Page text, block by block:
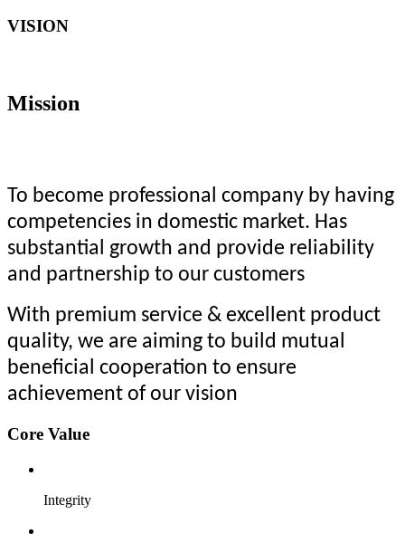
VISION
Mission
To become professional company by having
competencies in domestic market. Has
substantial growth and provide reliability
and partnership to our customers
With premium service & excellent product
quality, we are aiming to build mutual
beneficial cooperation to ensure
achievement of our vision
Core Value
Integrity